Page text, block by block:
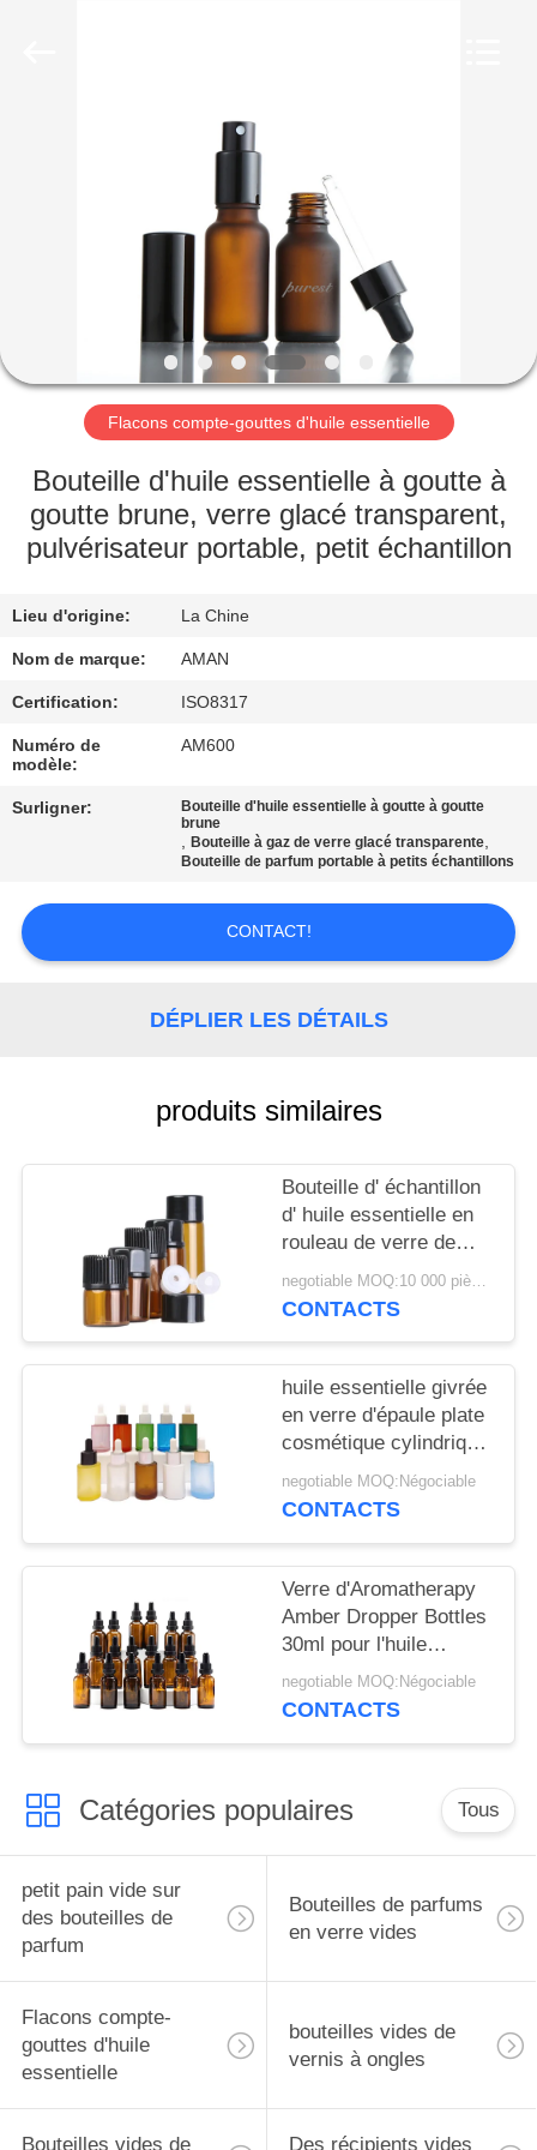
LE
SPECTACLE
PROPOS
NOUS
VISITE
DE
L'USINE
CONTRÔLE
QUALITÉ
CONTACTEZ-
CAS
DEMANDEZ
DEVIS
PRIVACY
Flacons compte-gouttes d'huile essentielle
Bouteille d'huile essentielle à goutte à
goutte brune, verre glacé transparent,
pulvérisateur portable, petit échantillon
Lieu d'origine: La Chine
Nom de marque: AMAN
Certification: ISO8317
Numéro de
modèle:
AM600
Surligner:
Bouteille d'huile essentielle à goutte à goutte
brune
,Bouteille à gaz de verre glacé transparente,
Bouteille de parfum portable à petits échantillons
CONTACT!
DÉPLIER LES DÉTAILS
produits similaires
Bouteille d' échantillon
d' huile essentielle en
rouleau de verre de
couleur 2 ml 3 ml 5 ml negotiable MOQ:10 000 pièces
CONTACTS
huile essentielle givrée
en verre d'épaule plate
cosmétique cylindrique
d'essence de bouteille
du compte-gouttes
negotiable MOQ:Négociable
CONTACTS
Verre d'Aromatherapy
Amber Dropper Bottles
30ml pour l'huile
essentielle
negotiable MOQ:Négociable
CONTACTS
Catégories populaires Tous
petit pain vide sur
des bouteilles de
parfum
Bouteilles de parfums
en verre vides
Flacons compte-
gouttes d'huile
essentielle
bouteilles vides de
vernis à ongles
Bouteilles vides de Des récipients vides